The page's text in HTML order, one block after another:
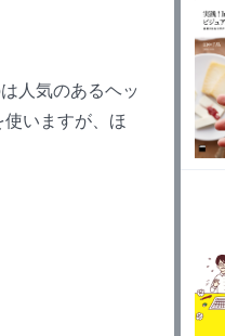
人気のあるヘッ
いますが、ほ